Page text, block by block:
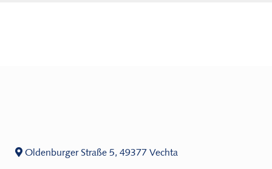
Oldenburger Straße 5, 49377 Vechta